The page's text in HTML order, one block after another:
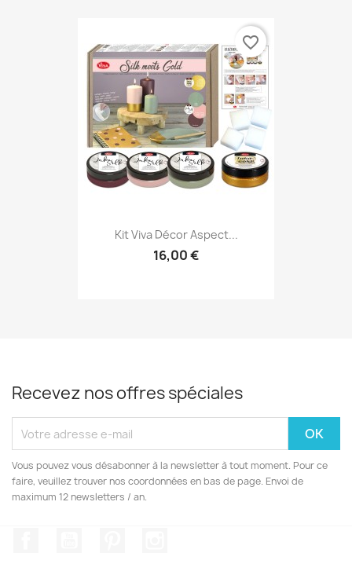
Kit Viva Décor Aspect...
16,00 €
favorite_border
Recevez nos offres spéciales
Vous pouvez vous désabonner à la newsletter à tout moment. Pour ce
faire, veuillez trouver nos coordonnées en bas de page. Envoi de
maximum 12 newsletters / an.